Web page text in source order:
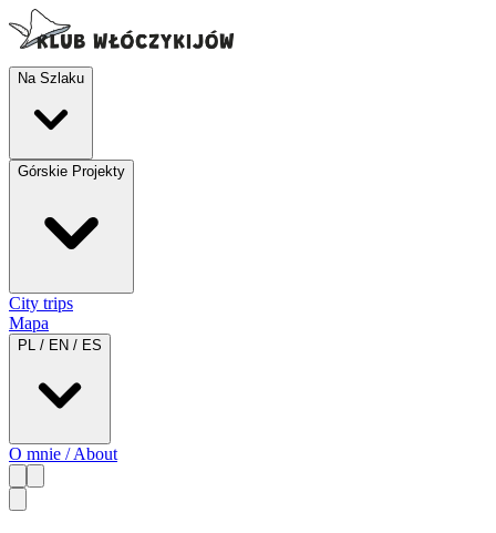
Na Szlaku
Górskie Projekty
City trips
Mapa
PL / EN / ES
O mnie / About